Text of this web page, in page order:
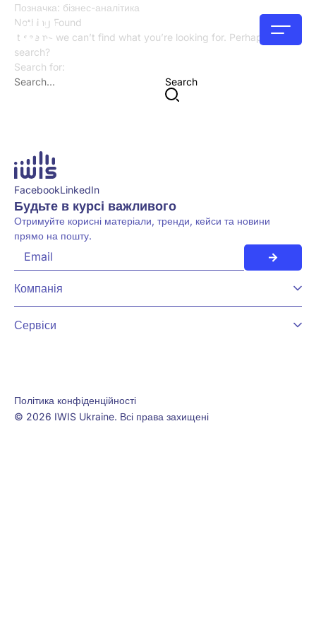
Позначка: бізнес-аналітика
Nothing Found
It seems we can’t find what you’re looking for. Perhaps try a
search?
Search for:
Search
FacebookLinkedIn
Будьте в курсі важливого
Отримуйте корисні матеріали, тренди, кейси та новини
прямо на пошту.
Компанія
Сервіси
© 2026 IWIS Ukraine. Всі права захищені
Політика конфіденційності